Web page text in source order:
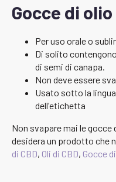
Gocce di olio
Per uso orale o
Di solito
di semi di canapa.
Non deve essere
Usato sotto la
dell'etichetta
Non svapare mai le gocce
desidera un prodotto che
di CBD, Oli di CBD, Gocce